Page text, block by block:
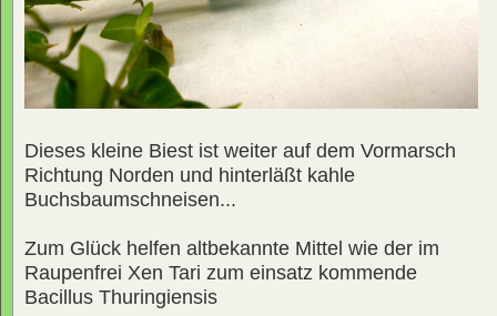
Dieses kleine Biest ist weiter auf dem Vormarsch
Richtung Norden und hinterläßt kahle
Buchsbaumschneisen...
Zum Glück helfen altbekannte Mittel wie der im
Raupenfrei Xen Tari zum einsatz kommende
Bacillus Thuringiensis